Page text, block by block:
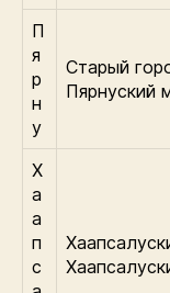
П
я
р
н
у
Старый
Пярнуский
Х
а
а
п
с